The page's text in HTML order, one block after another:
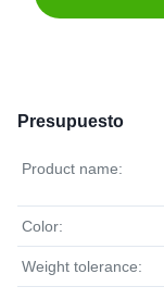
Presupuesto
Product name:
Color:
Weight tolerance: